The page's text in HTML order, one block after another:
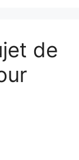
de